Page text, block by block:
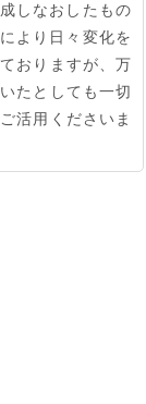
しなおしたもの
より日々変化を
おりますが、万
たとしても一切
活用くださいま